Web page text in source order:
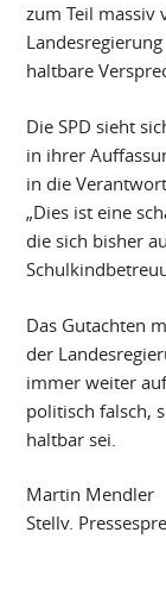
zum Teil massiv
haltbare
Die SPD sieht
in ihrer
in die
„Dies ist eine
die sich bisher
Das Gutachten
der
immer weiter
politisch falsch,
haltbar sei.
Martin Mendler
Stellv.